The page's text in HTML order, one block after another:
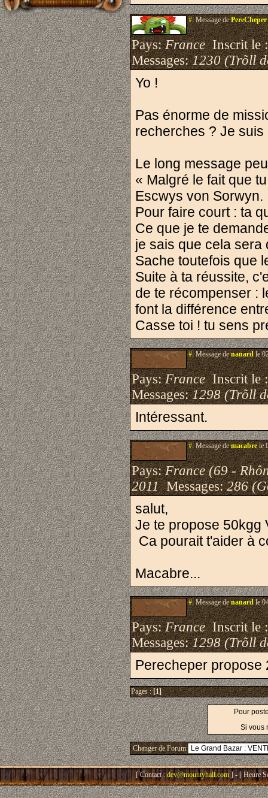
#.Message dePereCheper
Pays:FranceInscrit le
Messages:1230 (Trõll
Yo !
Pas énorme de
recherches ? Je
Le long message
« Malgré le fait que
Escwys von Sorwyn.
Pour faire court : ta
Ce que je te
je sais que cela sera
Sache toutefois que
Suite à ta réussite,
de te récompenser :
font la différence
Casse toi ! tu sens
#.Message denanardle
Pays:FranceInscrit le
Messages:1298 (Trõll
Intéressant.
#.Message demacabrele
Pays:France (69 -
2011Messages:286
salut,
Je te propose 50kgg
Ca pourait t'aider à
Macabre...
#.Message denanardle
Pays:FranceInscrit le
Messages:1298 (Trõll
Perecheper propose
Pages :[1]
Pour
Si vous
Changer de Forum
[ Contact : dev@mountyhall.com ] - [ Heure